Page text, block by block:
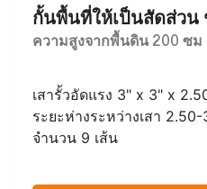
กั้นพื้นที่ให้เป็นสัดส่วน
ความสูงจากพื้นดิน 200 ซม
เสารั้วอัดแรง 3" x 3" x
ระยะห่างระหว่างเสา
จำนวน 9 เส้น